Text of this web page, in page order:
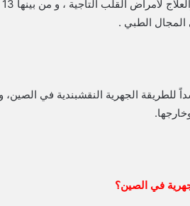
المجال الطبي .
للطريقة الجهرية النقشبندية في
في الصين؟